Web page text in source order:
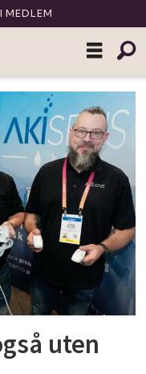
MEDLEM
uten